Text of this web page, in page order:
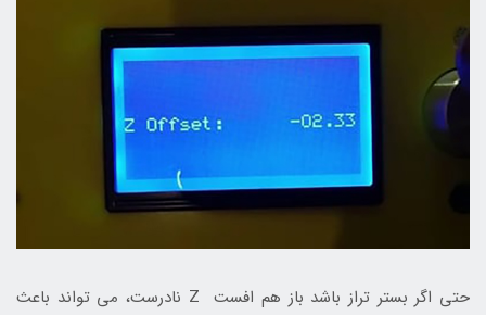
حتی اگر بستر تراز باشد باز هم افست Z نادرست، می تواند باعث